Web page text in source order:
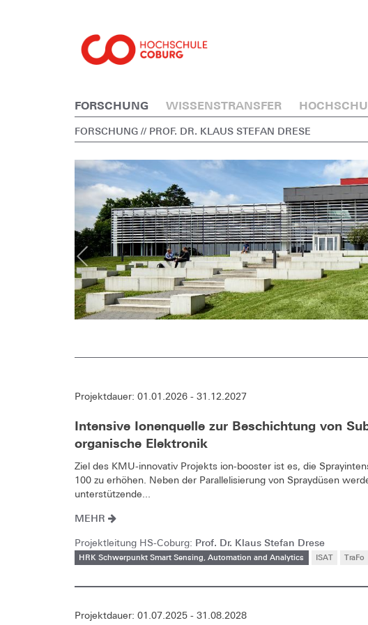
FORSCHUNG WISSENSTRANSFER
FORSCHUNG // PROF. DR. KLAUS STEFAN DRESE
Projektdauer: 01.01.2026 - 31.12.2027
Intensive Ionenquelle zur Beschichtung von
organische Elektronik
Ziel des KMU-innovativ Projekts ion-booster ist es, die
100 zu erhöhen. Neben der Parallelisierung von Spraydüsen
unterstützende...
MEHR
Projektleitung HS-Coburg: Prof. Dr. Klaus Stefan Drese
HRK Schwerpunkt Smart Sensing, Automation and Analytics ISAT TraFo
Projektdauer: 01.07.2025 - 31.08.2028